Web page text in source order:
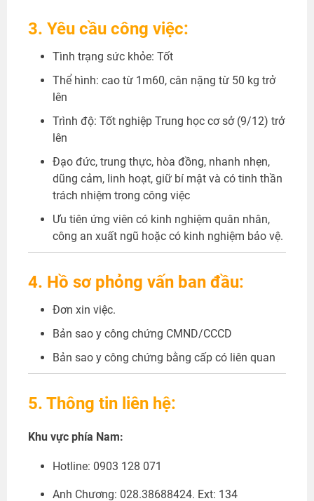
3. Yêu cầu công việc:
Tình trạng sức khỏe: Tốt
Thể hình: cao từ 1m60, cân nặng từ 50 kg trở
lên
Trình độ: Tốt nghiệp Trung học cơ sở (9/12) trở
lên
Đạo đức, trung thực, hòa đồng, nhanh nhẹn,
dũng cảm, linh hoạt, giữ bí mật và có tinh thần
trách nhiệm trong công việc
Ưu tiên ứng viên có kinh nghiệm quân nhân,
công an xuất ngũ hoặc có kinh nghiệm bảo vệ.
4. Hồ sơ phỏng vấn ban đầu:
Đơn xin việc.
Bản sao y công chứng CMND/CCCD
Bản sao y công chứng bằng cấp có liên quan
5. Thông tin liên hệ:
Khu vực phía Nam:
Hotline: 0903 128 071
Anh Chương: 028.38688424. Ext: 134